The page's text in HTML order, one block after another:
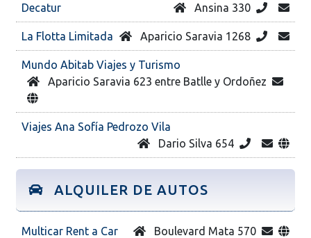
Decatur Ansina 330
La Flotta Limitada Aparicio Saravia 1268
Mundo Abitab Viajes y Turismo
Aparicio Saravia 623 entre Batlle y Ordoñez
Viajes Ana Sofía Pedrozo Vila
Dario Silva 654
ALQUILER DE AUTOS
Multicar Rent a Car Boulevard Mata 570